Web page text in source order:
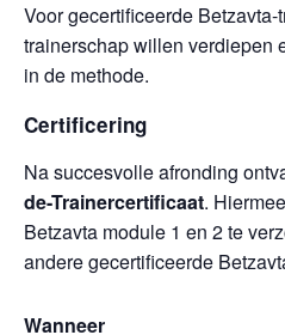
Voor gecertificeerde
trainerschap willen verdiepen
in de methode.
Certificering
Na succesvolle afronding
de-Trainercertificaat.
Betzavta module 1 en 2 te
andere gecertificeerde
Wanneer